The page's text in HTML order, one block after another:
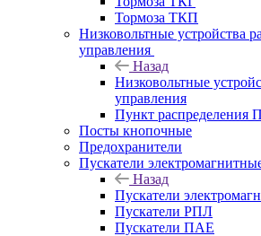
Тормоза ТКП
Низковольтные устройства
управления
Назад
Низковольтные
управления
Пункт распределения
Посты кнопочные
Предохранители
Пускатели
Назад
Пускатели
Пускатели РПЛ
Пускатели ПАЕ